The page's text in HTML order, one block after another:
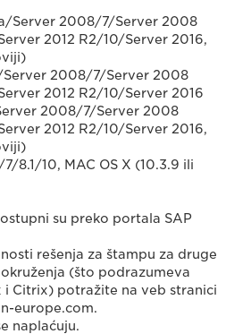
Server 2008/7/Server 2008
2012 R2/10/Server 2016,
Server 2008/7/Server 2008
2012 R2/10/Server 2016
2008/7/Server 2008
2012 R2/10/Server 2016,
8.1/10, MAC OS X (10.3.9 ili
su preko portala SAP
rešenja za štampu za druge
(što podrazumeva
i Citrix) potražite na veb stranici
europe.com.
naplaćuju.